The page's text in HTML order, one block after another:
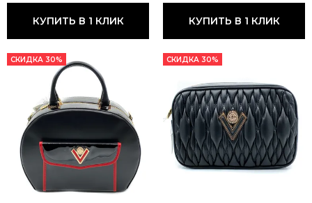
КУПИТЬ В 1 КЛИК КУПИТЬ В 1 КЛИК
СКИДКА 30% СКИДКА 30%